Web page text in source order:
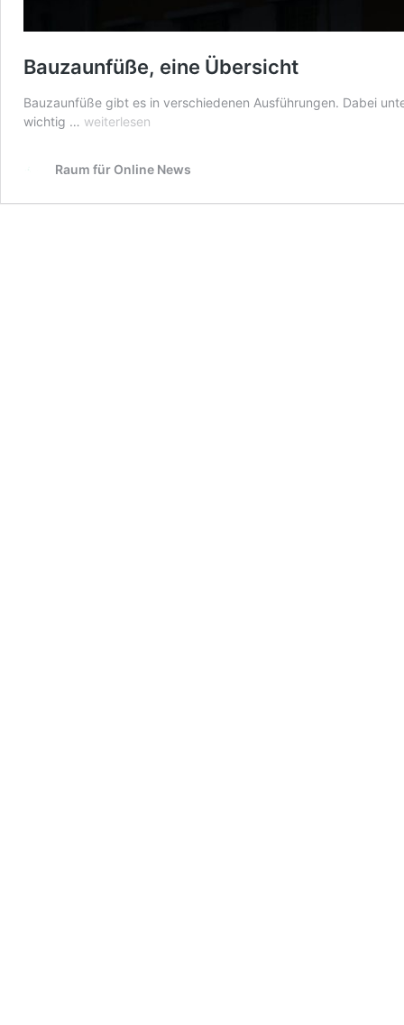
Bauzaunfüße, eine Übersicht
Bauzaunfüße gibt es in verschiedenen Ausführungen. Dabei
wichtig … Bauzaunfüße,
weiterlesen
Raum für Online News